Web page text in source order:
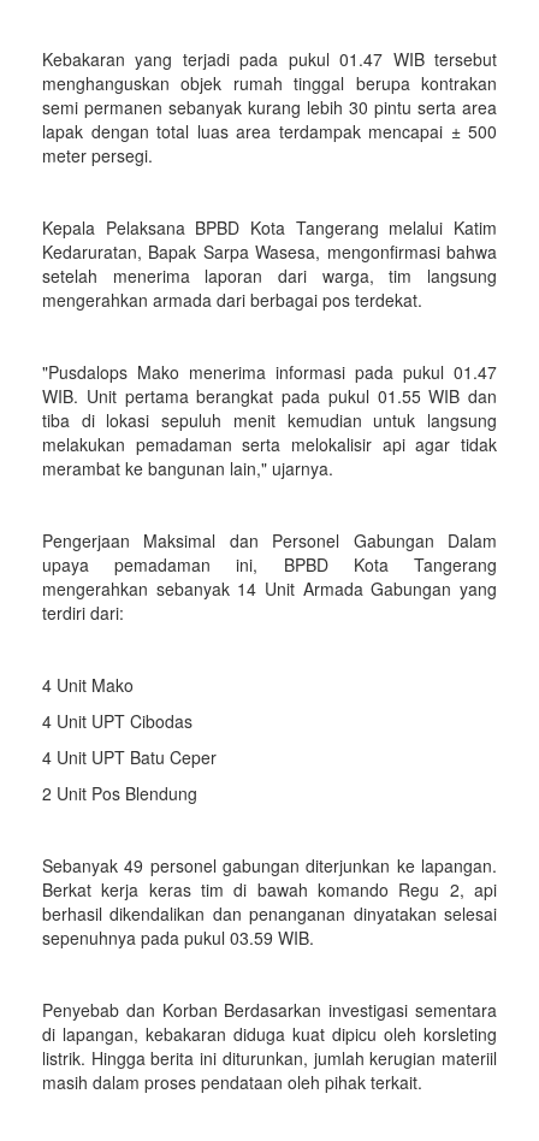
Kebakaran yang terjadi pada pukul 01.47 WIB tersebut
menghanguskan objek rumah tinggal berupa kontrakan
semi permanen sebanyak kurang lebih 30 pintu serta area
lapak dengan total luas area terdampak mencapai ± 500
meter persegi.
Kepala Pelaksana BPBD Kota Tangerang melalui Katim
Kedaruratan, Bapak Sarpa Wasesa, mengonfirmasi bahwa
setelah menerima laporan dari warga, tim langsung
mengerahkan armada dari berbagai pos terdekat.
"Pusdalops Mako menerima informasi pada pukul 01.47
WIB. Unit pertama berangkat pada pukul 01.55 WIB dan
tiba di lokasi sepuluh menit kemudian untuk langsung
melakukan pemadaman serta melokalisir api agar tidak
merambat ke bangunan lain," ujarnya.
Pengerjaan Maksimal dan Personel Gabungan Dalam
upaya pemadaman ini, BPBD Kota Tangerang
mengerahkan sebanyak 14 Unit Armada Gabungan yang
terdiri dari:
4 Unit Mako
4 Unit UPT Cibodas
4 Unit UPT Batu Ceper
2 Unit Pos Blendung
Sebanyak 49 personel gabungan diterjunkan ke lapangan.
Berkat kerja keras tim di bawah komando Regu 2, api
berhasil dikendalikan dan penanganan dinyatakan selesai
sepenuhnya pada pukul 03.59 WIB.
Penyebab dan Korban Berdasarkan investigasi sementara
di lapangan, kebakaran diduga kuat dipicu oleh korsleting
listrik. Hingga berita ini diturunkan, jumlah kerugian materiil
masih dalam proses pendataan oleh pihak terkait.